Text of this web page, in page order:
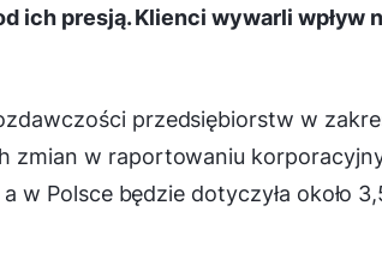
ich presją. Klienci wywarli wpływ
przedsiębiorstw w
zmian w raportowaniu
w Polsce będzie dotyczyła około